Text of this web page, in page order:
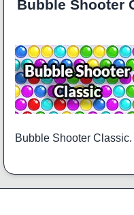
Bubble Shooter
Bubble Shooter Classic.